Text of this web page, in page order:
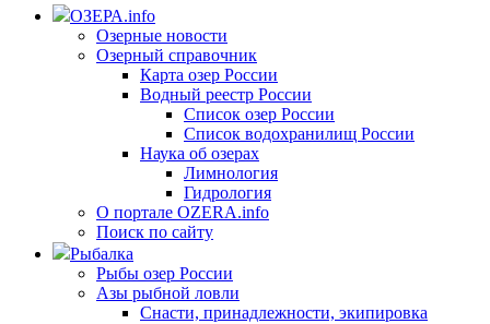
ОЗЕРА.info
Озерные новости
Озерный справочник
Карта озер России
Водный реестр России
Список озер России
Список водохранилищ России
Наука об озерах
Лимнология
Гидрология
О портале OZERA.info
Поиск по сайту
Рыбалка
Рыбы озер России
Азы рыбной ловли
Снасти, принадлежности, экипировка